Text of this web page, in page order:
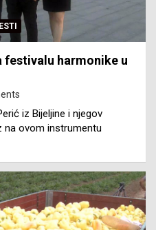
festivalu harmonike u
iz Bijeljine i njegov
na ovom instrumentu